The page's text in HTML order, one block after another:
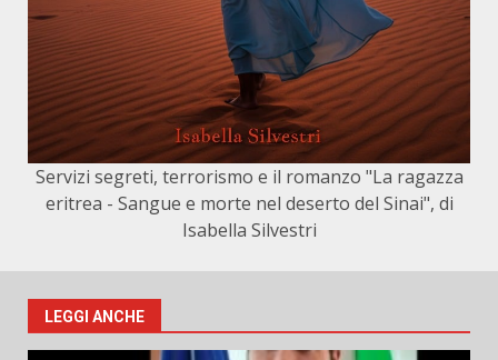
Servizi segreti, terrorismo e il romanzo "La ragazza
eritrea - Sangue e morte nel deserto del Sinai", di
Isabella Silvestri
LEGGI ANCHE